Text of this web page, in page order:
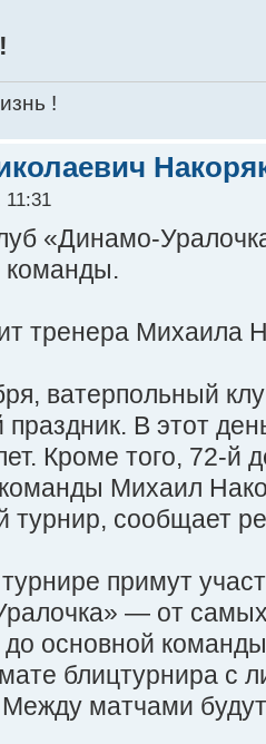
!
11:31
команды.
тренера Михаила
ватерпольный
В этот
Кроме того, 72-й
Михаил
турнир, сообщает
примут
— от
до основной
блицтурнира с
матчами